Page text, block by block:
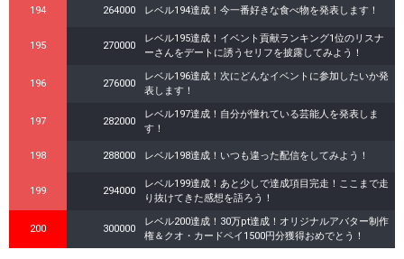
194 264000 レベル194達成！今一番好きな食べ物を発表します！
195 270000
レベル195達成！イベント貢献ランキング1位のリスナ
ーさんをデートに誘うセリフを披露してみよう！
196 276000
レベル196達成！次にどんなイベントに参加したいか発
表します！
197 282000
レベル197達成！自分が憧れている芸能人を発表しま
す！
198 288000 レベル198達成！いつも違った配信をしてみよう！
199 294000
レベル199達成！あと少しで達成項目完走！ここまで走
り抜けてきた感想を語ろう！
200 300000
レベル200達成！30万pt達成！オリジナルアバター制作
権＆クオ・カードペイ1500円分獲得おめでとう！